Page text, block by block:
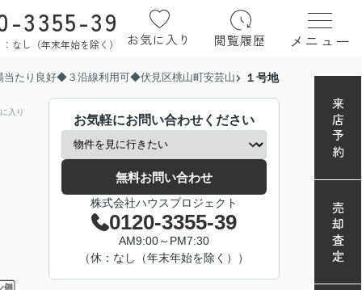
3355-39
なし（年末年始を除く） お気に入り 閲覧履歴 メニュー
たり良好◆３沿線利用可◆伏見区桃山町安芸山 １号地
入り
お気軽にお問い合わせください
無料お問い合わせ
株式会社ハウスプロジェクト
0120-3355-39
AM9:00～PM7:30
（休：なし（年末年始を除く））
来店予約
売却査定